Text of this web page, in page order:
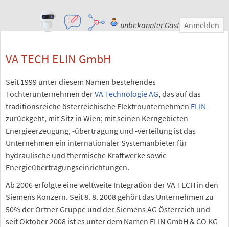
unbekannter Gast Anmelden
VA TECH ELIN GmbH
Seit 1999 unter diesem Namen bestehendes
Tochterunternehmen derVA Technologie AG, das auf das
traditionsreiche österreichische Elektrounternehmen ELIN
zurückgeht, mit Sitz in Wien; mit seinen Kerngebieten
Energieerzeugung, -übertragung und -verteilung ist das
Unternehmen ein internationaler Systemanbieter für
hydraulische und thermische Kraftwerke sowie
Energieübertragungseinrichtungen.
Ab 2006 erfolgte eine weltweite Integration der VA TECH in den
Siemens Konzern. Seit 8. 8. 2008 gehört das Unternehmen zu
50% der Ortner Gruppe und der Siemens AG Österreich und
seit Oktober 2008 ist es unter dem Namen ELIN GmbH & CO KG